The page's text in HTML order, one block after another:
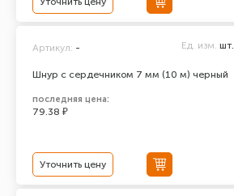
Шнур с сердечником 7 мм (10 м) черный
Артикул: - Ед. изм. шт.
последняя цена:
79.38 ₽
Уточнить цену